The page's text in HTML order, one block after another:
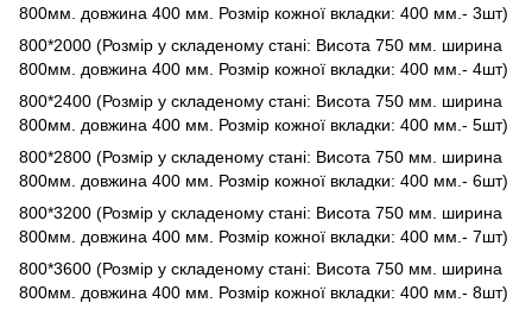
800мм. довжина 400 мм. Розмір кожної вкладки: 400 мм.- 3шт)
800*2000 (Розмір у складеному стані: Висота 750 мм. ширина
800мм. довжина 400 мм. Розмір кожної вкладки: 400 мм.- 4шт)
800*2400 (Розмір у складеному стані: Висота 750 мм. ширина
800мм. довжина 400 мм. Розмір кожної вкладки: 400 мм.- 5шт)
800*2800 (Розмір у складеному стані: Висота 750 мм. ширина
800мм. довжина 400 мм. Розмір кожної вкладки: 400 мм.- 6шт)
800*3200 (Розмір у складеному стані: Висота 750 мм. ширина
800мм. довжина 400 мм. Розмір кожної вкладки: 400 мм.- 7шт)
800*3600 (Розмір у складеному стані: Висота 750 мм. ширина
800мм. довжина 400 мм. Розмір кожної вкладки: 400 мм.- 8шт)